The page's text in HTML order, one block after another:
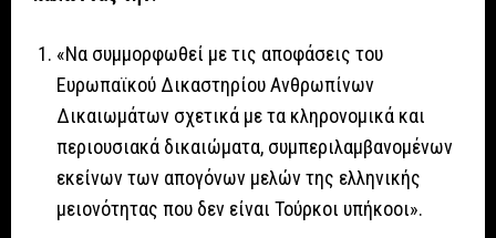
«Να συμμορφωθεί με τις αποφάσεις του
Ευρωπαϊκού Δικαστηρίου Ανθρωπίνων
Δικαιωμάτων σχετικά με τα κληρονομικά και
περιουσιακά δικαιώματα, συμπεριλαμβανομένων
εκείνων των απογόνων μελών της ελληνικής
μειονότητας που δεν είναι Τούρκοι υπήκοοι».